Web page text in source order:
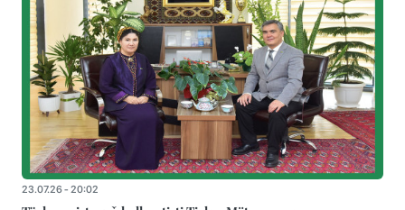
23.07.26 - 20:02